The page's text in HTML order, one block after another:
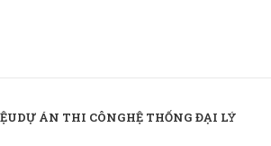
DỰ ÁN THI CÔNGHỆ THỐNG ĐẠI LÝ